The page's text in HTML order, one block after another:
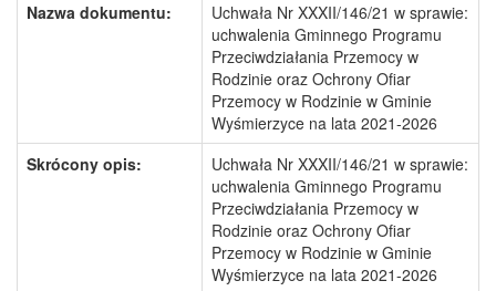
Nazwa dokumentu:
Uchwała Nr XXXII/146/21 w sprawie:
uchwalenia Gminnego Programu
Przeciwdziałania Przemocy w
Rodzinie oraz Ochrony Ofiar
Przemocy w Rodzinie w Gminie
Wyśmierzyce na lata 2021-2026
Skrócony opis:
Uchwała Nr XXXII/146/21 w sprawie:
uchwalenia Gminnego Programu
Przeciwdziałania Przemocy w
Rodzinie oraz Ochrony Ofiar
Przemocy w Rodzinie w Gminie
Wyśmierzyce na lata 2021-2026